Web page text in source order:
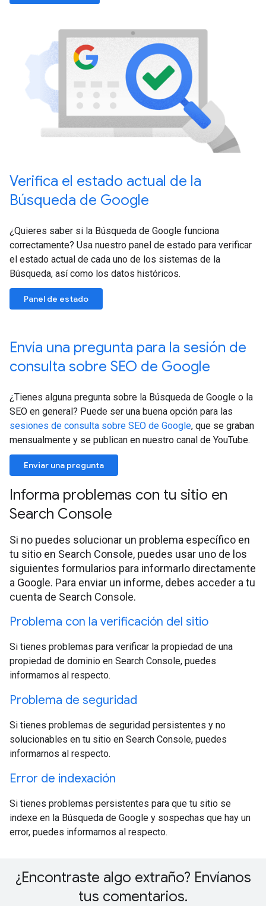
Verifica el estado actual de la
Búsqueda de Google
¿Quieres saber si la Búsqueda de Google funciona
correctamente? Usa nuestro panel de estado para verificar
el estado actual de cada uno de los sistemas de la
Búsqueda, así como los datos históricos.
Panel de estado
Envía una pregunta para la sesión de
consulta sobre SEO de Google
¿Tienes alguna pregunta sobre la Búsqueda de Google o la
SEO en general? Puede ser una buena opción para las
sesiones de consulta sobre SEO de Google, que se graban
mensualmente y se publican en nuestro canal de YouTube.
Enviar una pregunta
Informa problemas con tu sitio en
Search Console
Si no puedes solucionar un problema específico en
tu sitio en Search Console, puedes usar uno de los
siguientes formularios para informarlo directamente
a Google. Para enviar un informe, debes acceder a tu
cuenta de Search Console.
Problema con la verificación del sitio
Si tienes problemas para verificar la propiedad de una
propiedad de dominio en Search Console, puedes
informarnos al respecto.
Problema de seguridad
Si tienes problemas de seguridad persistentes y no
solucionables en tu sitio en Search Console, puedes
informarnos al respecto.
Error de indexación
Si tienes problemas persistentes para que tu sitio se
indexe en la Búsqueda de Google y sospechas que hay un
error, puedes informarnos al respecto.
¿Encontraste algo extraño? Envíanos
tus comentarios.